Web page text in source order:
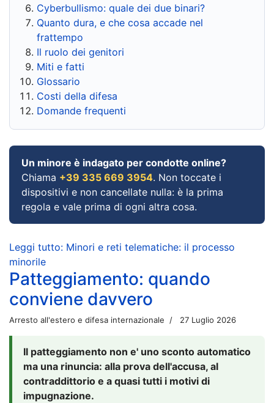
Cyberbullismo: quale dei due binari?
Quanto dura, e che cosa accade nel
frattempo
Il ruolo dei genitori
Miti e fatti
Glossario
Costi della difesa
Domande frequenti
Un minore è indagato per condotte online?
Chiama +39 335 669 3954. Non toccate i
dispositivi e non cancellate nulla: è la prima
regola e vale prima di ogni altra cosa.
Leggi tutto: Minori e reti telematiche: il processo
minorile
Patteggiamento: quando
conviene davvero
Arresto all'estero e difesa internazionale 27 Luglio 2026
Il patteggiamento non e' uno sconto automatico
ma una rinuncia: alla prova dell'accusa, al
contraddittorio e a quasi tutti i motivi di
impugnazione.